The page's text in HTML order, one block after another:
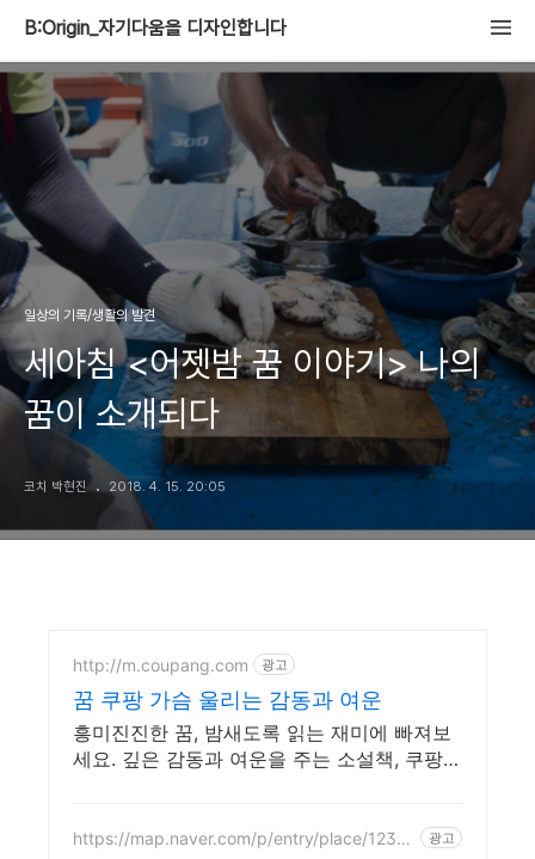
B:Origin_자기다움을 디자인합니다
일상의 기록/생활의 발견
세아침 <어젯밤 꿈 이야기> 나의
꿈이 소개되다
코치 박현진 2018. 4. 15. 20:05
http://m.coupang.com 광고
꿈 쿠팡 가슴 울리는 감동과 여운
흥미진진한 꿈, 밤새도록 읽는 재미에 빠져보
세요. 깊은 감동과 여운을 주는 소설책, 쿠팡에
https://map.naver.com/p/entry/place/12372
광고